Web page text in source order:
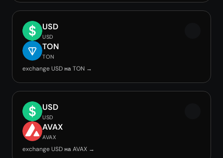
USD
USD
TON
TON
exchange USD на TON →
USD
USD
AVAX
AVAX
exchange USD на AVAX →